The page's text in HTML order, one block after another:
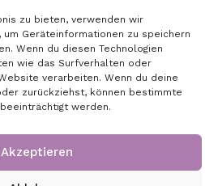
zu bieten, verwenden wir
um Geräteinformationen zu speichern
Wenn du diesen Technologien
wie das Surfverhalten oder
verarbeiten. Wenn du deine
zurückziehst, können bestimmte
werden.
Akzeptieren